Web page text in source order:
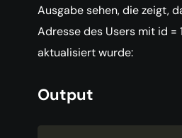
Ausgabe sehen, die zeigt,
Adresse des Users mit id =
aktualisiert wurde:
Output